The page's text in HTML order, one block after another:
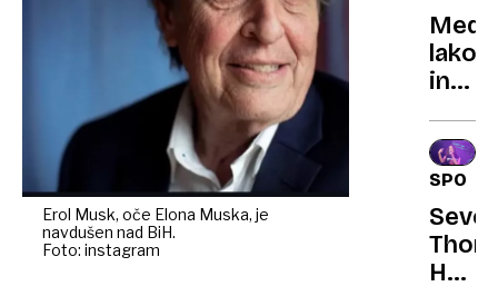
Erol Musk, oče Elona Muska, je
navdušen nad BiH.
Foto: instagram
V
FILMU
Med
in
sto
let